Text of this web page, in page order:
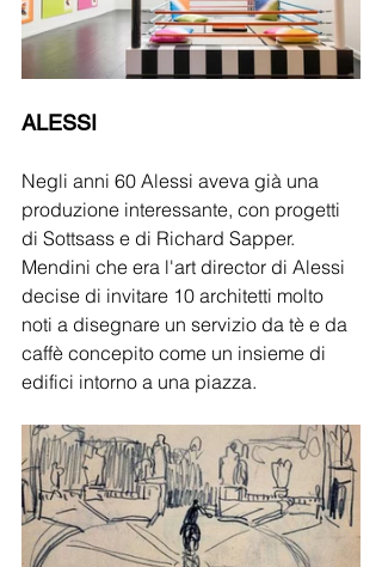
ALESSI
Negli anni 60 Alessi aveva già una
produzione interessante, con progetti
di Sottsass e di Richard Sapper.
Mendini che era l'art director di Alessi
decise di invitare 10 architetti molto
noti a disegnare un servizio da tè e da
caffè concepito come un insieme di
edifici intorno a una piazza.